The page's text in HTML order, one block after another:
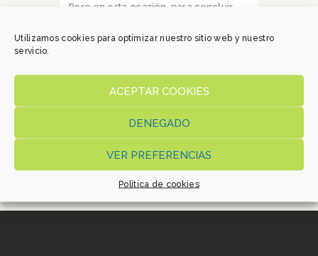
Utilizamos cookies para optimizar nuestro sitio web y nuestro
servicio.
ACEPTAR COOKIES
DENEGADO
VER PREFERENCIAS
Política de cookies
Pero en esta ocasión, para concluir,
opinión.
Un amor leal, fiel, indescriptible y del
que jamás podrá olvidarse. ¿Qué más
se puede pedir?
mayo 24, 2021